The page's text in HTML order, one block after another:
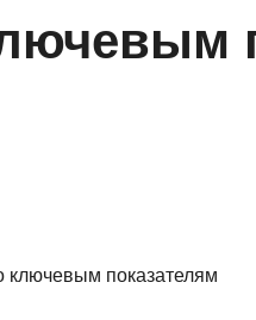
ключевым показателям